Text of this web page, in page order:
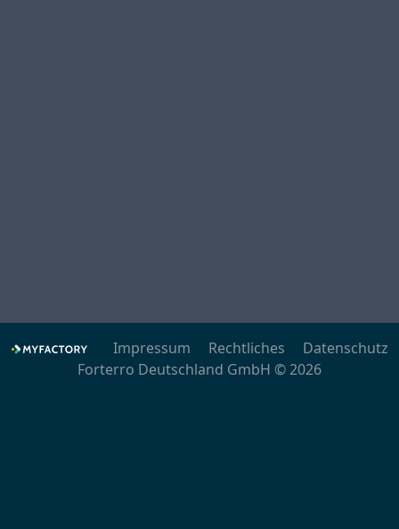
Impressum Rechtliches
Datenschutz
Forterro Deutschland GmbH © 2026